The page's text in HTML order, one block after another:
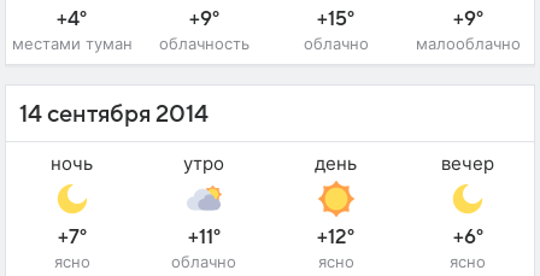
+4°
местами туман
+9°
облачность
+15°
облачно
+9°
малооблачно
14 сентября 2014
ночь
+7°
ясно
утро
+11°
облачно
день
+12°
ясно
вечер
+6°
ясно